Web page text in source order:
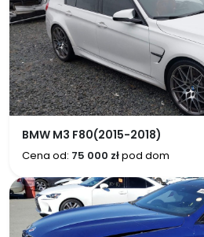
BMW M3 F80(2015-2018)
Cena od: 75 000 złpod dom